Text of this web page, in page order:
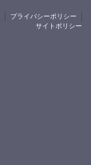
プライバシーポリシー
サイトポリシー